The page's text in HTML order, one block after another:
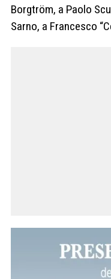
Borgtröm, a Paolo
Sarno, a Francesco